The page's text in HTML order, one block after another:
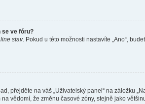
se ve fóru?
stav. Pokud u této možnosti nastavíte „Ano“,
na váš „Uživatelský panel“ na záložku
vědomí, že změnu časové zóny, stejně jako